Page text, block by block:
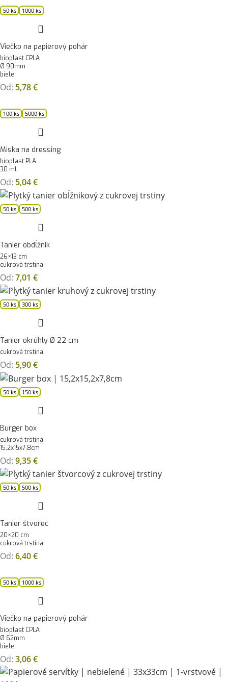
50 ks 1000 ks
Viečko na papierový pohár
bioplast CPLA
Ø 90mm
biele
Od: 5,78€
100 ks 5000 ks
Miska na dressing
bioplast PLA
30 ml
Od: 5,04€
50 ks 500 ks
Tanier obdĺžnik
26×13 cm
cukrová trstina
Od: 7,01 €
50 ks 300 ks
Tanier okrúhly Ø 22 cm
cukrová trstina
Od: 5,90€
50 ks 150 ks
Burger box
cukrová trstina
15,2x15x7,8cm
Od: 9,35€
50 ks 500 ks
Tanier štvorec
20×20 cm
cukrová trstina
Od: 6,40€
50 ks 1000 ks
Viečko na papierový pohár
bioplast CPLA
Ø 62mm
biele
Od: 3,06€